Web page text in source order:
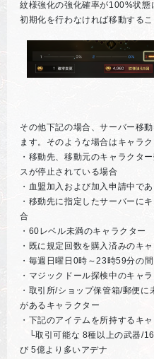
紋様強化の強化確率が100%状
初期化を行わなければ移動するこ
その他下記の場合、サーバー移
ます。そのような場合はキャラ
・移動先、移動元のキャラクタ
スが停止されている場合
・血盟加入および加入申請中で
・移動先に指定したサーバーに
合
・60レベル未満のキャラクター
・既に規定回数を購入済みのキ
・毎週日曜日0時～23時59分の間
・マジックドール探検中のキャ
・取引所/ショップ保管箱/郵便
があるキャラクター
・下記のアイテムを所持するキ
└取引可能な 8種以上の武器/
び 5億より多いアデナ